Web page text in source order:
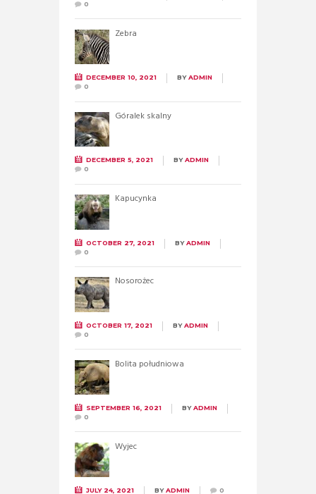
0
Zebra
DECEMBER 10, 2021 BYADMIN
0
Góralek skalny
DECEMBER 5, 2021 BYADMIN
0
Kapucynka
OCTOBER 27, 2021 BYADMIN
0
Nosorożec
OCTOBER 17, 2021 BYADMIN
0
Bolita południowa
SEPTEMBER 16, 2021 BYADMIN
0
Wyjec
JULY 24, 2021 BYADMIN 0